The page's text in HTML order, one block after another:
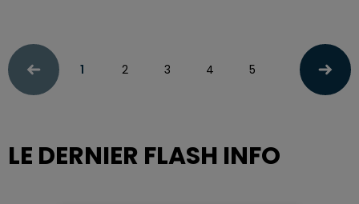
1 2 3 4 5
LE DERNIER FLASH INFO